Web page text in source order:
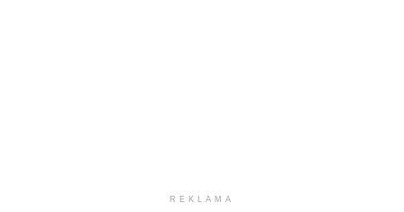
REKLAMA